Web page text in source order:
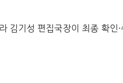
김기성 편집국장이 최종 확인·